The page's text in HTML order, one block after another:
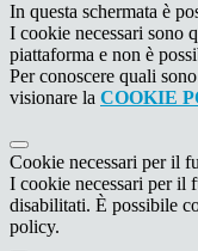
In questa schermata è
I cookie necessari sono
piattaforma e non è
Per conoscere quali
visionare la COOKIE
Cookie necessari per il
I cookie necessari per il
disabilitati. È possibile
policy.